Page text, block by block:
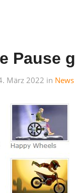
Pause
März 2022 in News